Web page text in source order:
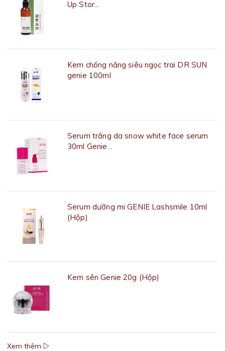
Up Stor...
Kem chống nắng siêu ngọc trai DR SUN
genie 100ml
Serum trắng da snow white face serum
30ml Genie...
Serum dưỡng mi GENIE Lashsmile 10ml
(Hộp)
Kem sên Genie 20g (Hộp)
Xem thêm